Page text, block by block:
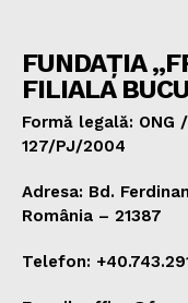
FUNDAȚIA
FILIALA
Formă legală: ONG
127/PJ/2004
Adresa: Bd.
România – 21387
Telefon: